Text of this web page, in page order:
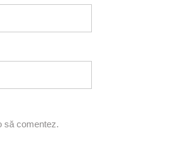
să comentez.